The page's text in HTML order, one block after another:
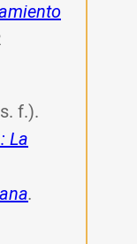
f.).
La
.